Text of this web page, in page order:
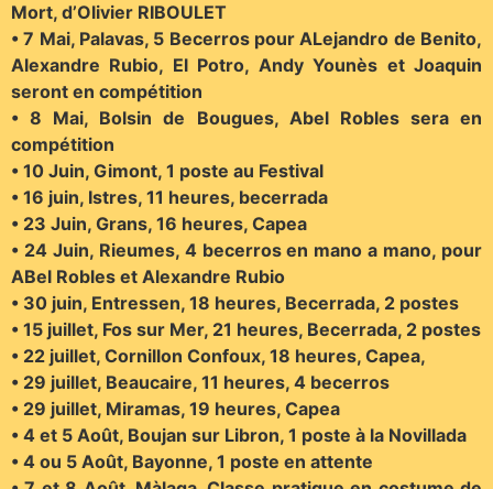
Mort, d’Olivier RIBOULET
• 7 Mai, Palavas, 5 Becerros pour ALejandro de Benito,
Alexandre Rubio, El Potro, Andy Younès et Joaquin
seront en compétition
• 8 Mai, Bolsin de Bougues, Abel Robles sera en
compétition
• 10 Juin, Gimont, 1 poste au Festival
• 16 juin, Istres, 11 heures, becerrada
• 23 Juin, Grans, 16 heures, Capea
• 24 Juin, Rieumes, 4 becerros en mano a mano, pour
ABel Robles et Alexandre Rubio
• 30 juin, Entressen, 18 heures, Becerrada, 2 postes
• 15 juillet, Fos sur Mer, 21 heures, Becerrada, 2 postes
• 22 juillet, Cornillon Confoux, 18 heures, Capea,
• 29 juillet, Beaucaire, 11 heures, 4 becerros
• 29 juillet, Miramas, 19 heures, Capea
• 4 et 5 Août, Boujan sur Libron, 1 poste à la Novillada
• 4 ou 5 Août, Bayonne, 1 poste en attente